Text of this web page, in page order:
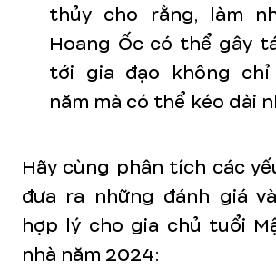
thủy cho rằng, làm
Hoang Ốc có thể gây
tới gia đạo không
năm mà có thể kéo dài
Hãy cùng phân tích các
đưa ra những đánh giá
hợp lý cho gia chủ tuổi
nhà năm 2024: